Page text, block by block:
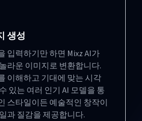
생성
입력하기만 하면 Mixz AI가
라운 이미지로 변환합니다.
이해하고 기대에 맞는 시각
있는 여러 인기 AI 모델을 통
스타일이든 예술적인 창작이
과 질감을 제공합니다.